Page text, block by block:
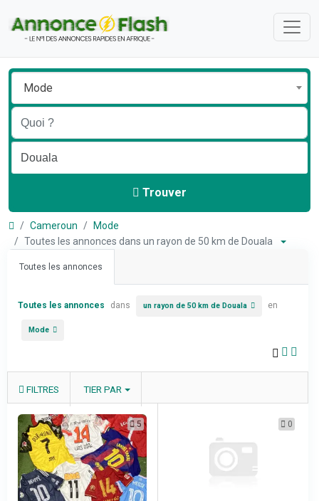
Mode
Trouver
Cameroun
Mode
Toutes les annonces dans un rayon de 50 km de Douala
Toutes les annonces
Toutes les annonces dans un rayon de 50 km de Douala en
Mode
FILTRES TIER PAR
5 0